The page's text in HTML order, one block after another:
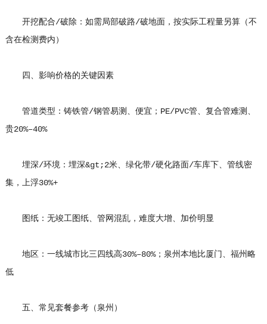
开挖配合/破除：如需局部破路/破地面，按实际工程量另算（不
含在检测费内）
四、影响价格的关键因素
管道类型：铸铁管/钢管易测、便宜；PE/PVC管、复合管难测、
贵20%–40%
埋深/环境：埋深&gt;2米、绿化带/硬化路面/车库下、管线密
集，上浮30%+
图纸：无竣工图纸、管网混乱，难度大增、加价明显
地区：一线城市比三四线高30%–80%；泉州本地比厦门、福州略
低
五、常见套餐参考（泉州）